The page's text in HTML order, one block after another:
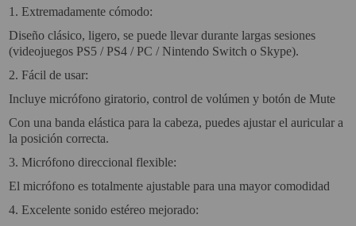
PANTALLAS DE
PRODUCTOS
RECOMENDADOS
SOPORTE PARA PROYECTOR
CABLES Y ACCESORIOS
Atención Pedidos:
9.00h a 15.30h
1.Extremadamente cómodo:
Diseño clásico, ligero, se puede llevar durante largas sesiones
(videojuegos PS5 / PS4 / PC / Nintendo Switch o Skype).
2.Fácil de usar:
Incluye micrófono giratorio, control de volúmen y botón de Mute
Con una banda elástica para la cabeza, puedes ajustar el auricular a
la posición correcta.
3.Micrófono direccional flexible:
El micrófono es totalmente ajustable para una mayor comodidad
4.Excelente sonido estéreo mejorado: